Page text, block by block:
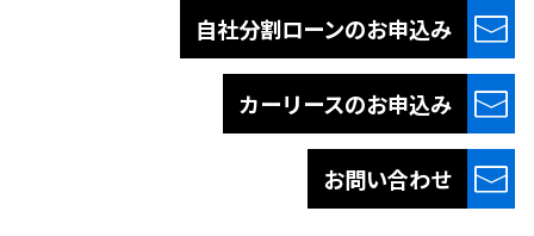
自社分割ローンのお申込み
カーリースのお申込み
お問い合わせ